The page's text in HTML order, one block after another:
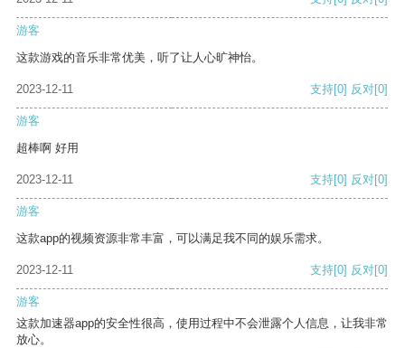
游客
这款游戏的音乐非常优美，听了让人心旷神怡。
2023-12-11 支持[0] 反对[0]
游客
超棒啊 好用
2023-12-11 支持[0] 反对[0]
游客
这款app的视频资源非常丰富，可以满足我不同的娱乐需求。
2023-12-11 支持[0] 反对[0]
游客
这款加速器app的安全性很高，使用过程中不会泄露个人信息，让我非常
放心。